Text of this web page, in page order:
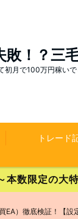
！？三
初月で100万円稼いで
トレード
限定の大特
）徹底検証！【設